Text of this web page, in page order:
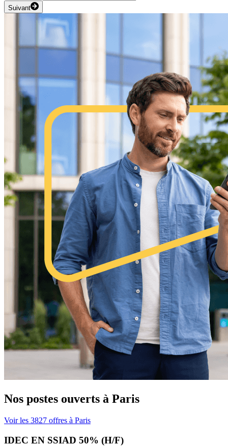
Suivant
Nos postes ouverts à Paris
Voir les 3827 offres à Paris
IDEC EN SSIAD 50% (H/F)